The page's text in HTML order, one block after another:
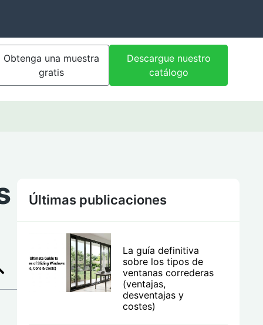
Obtenga una muestra
gratis
Descargue nuestro
catálogo
Últimas publicaciones
La guía definitiva
sobre los tipos de
ventanas correderas
(ventajas,
desventajas y
costes)